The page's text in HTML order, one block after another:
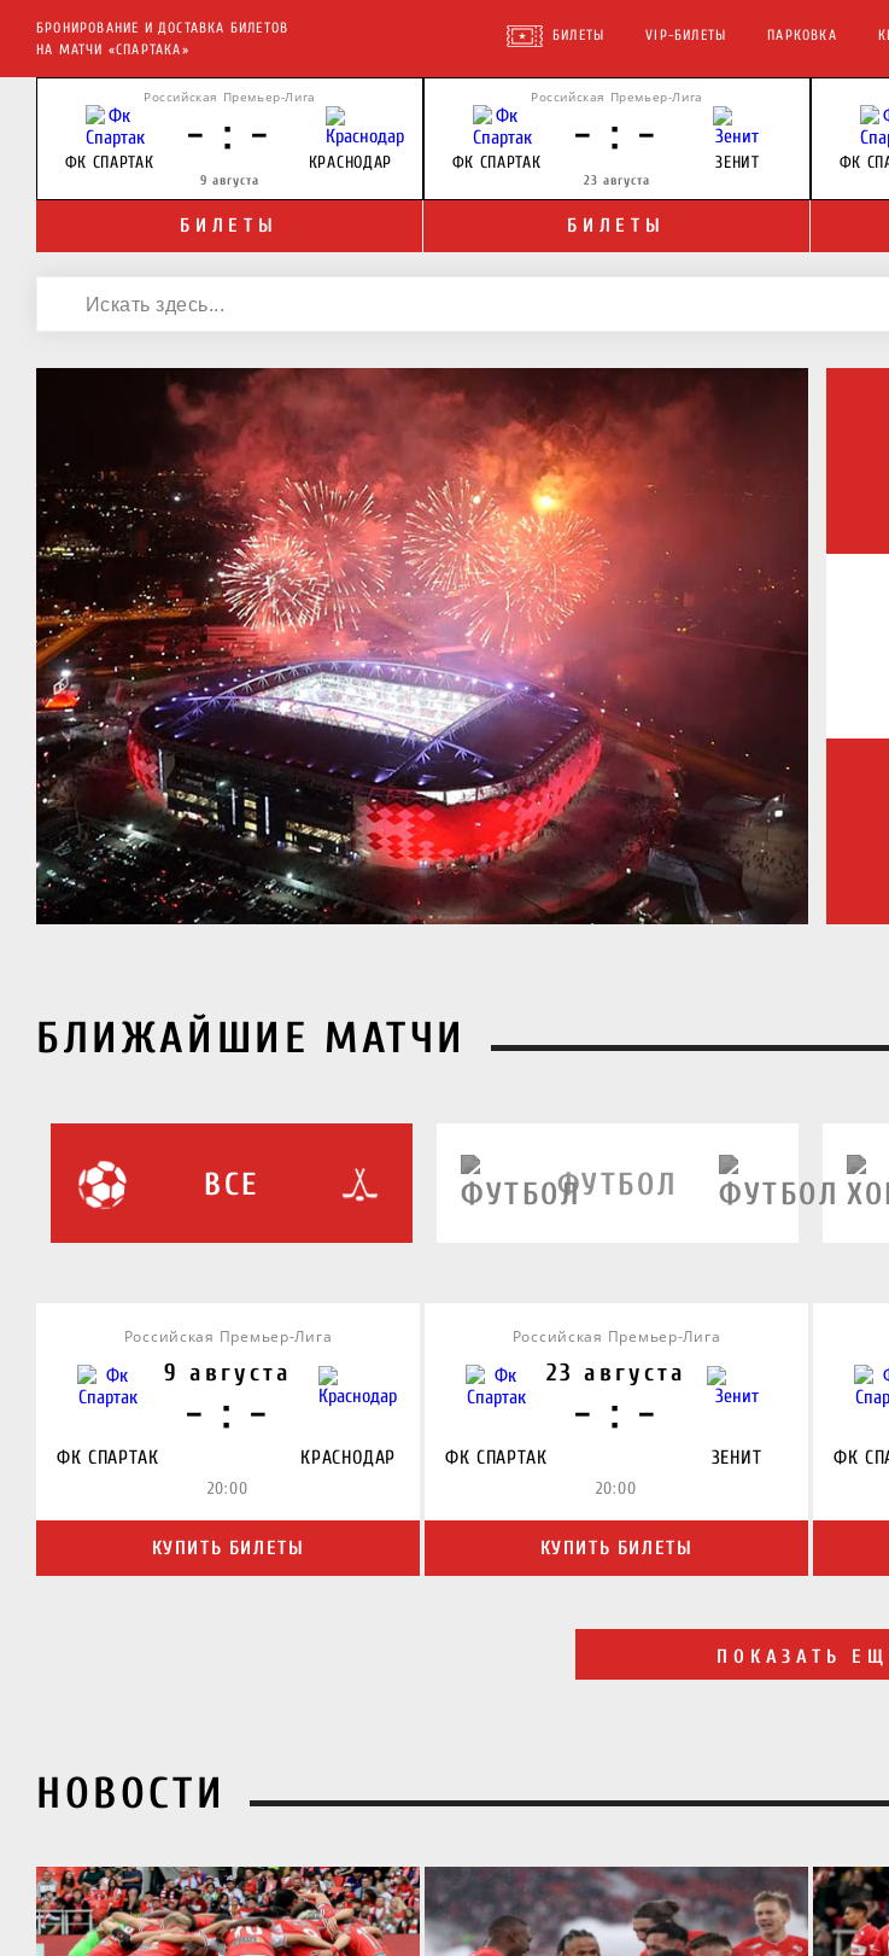
БРОНИРОВАНИЕ И ДОСТАВКА БИЛЕТОВ
НА МАТЧИ «СПАРТАКА»
БИЛЕТЫ VIP-БИЛЕТЫ ПАРКОВКА
Российская Премьер-Лига
ФК СПАРТАК
- : -
КРАСНОДАР
9 августа
БИЛЕТЫ
Российская Премьер-Лига
ФК СПАРТАК
- : -
ЗЕНИТ
23 августа
БИЛЕТЫ
ФК
БЛИЖАЙШИЕ МАТЧИ
ВСЕ ФУТБОЛ
Российская Премьер-Лига
ФК СПАРТАК
- : -
КРАСНОДАР
9 августа
20:00
КУПИТЬ БИЛЕТЫ
Российская Премьер-Лига
ФК СПАРТАК
- : -
ЗЕНИТ
23 августа
20:00
КУПИТЬ БИЛЕТЫ
ФК
ПОКАЗАТЬ
НОВОСТИ